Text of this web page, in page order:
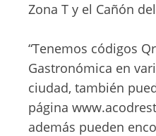
Zona T y el Cañón
“Tenemos códigos
Gastronómica en
ciudad, también
página
además pueden